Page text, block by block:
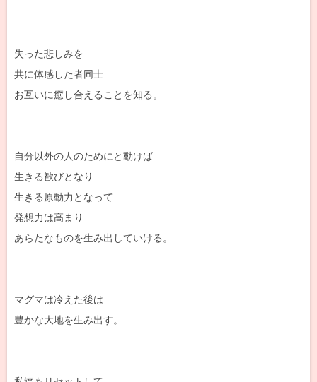
失った悲しみを
共に体感した者同士
お互いに癒し合えることを知る。
自分以外の人のためにと動けば
生きる歓びとなり
生きる原動力となって
発想力は高まり
あらたなものを生み出していける。
マグマは冷えた後は
豊かな大地を生み出す。